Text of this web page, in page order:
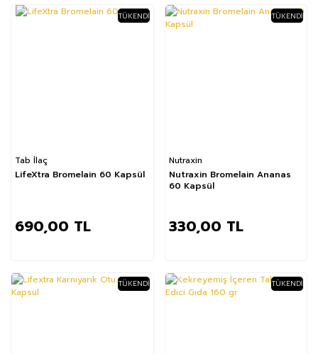
TÜKENDI
Tab İlaç
LifeXtra Bromelain 60 Kapsül
690,00 TL
TÜKENDI
Nutraxin
Nutraxin Bromelain Ananas
60 Kapsül
330,00 TL
TÜKENDI TÜKENDI